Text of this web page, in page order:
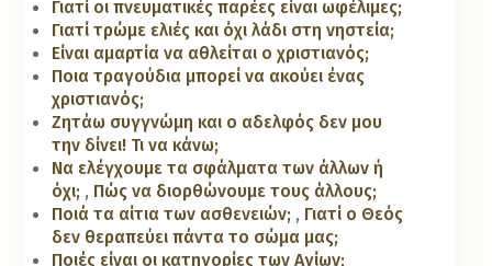
Γιατί οι πνευματικές παρέες είναι ωφέλιμες;
Γιατί τρώμε ελιές και όχι λάδι στη νηστεία;
Είναι αμαρτία να αθλείται ο χριστιανός;
Ποια τραγούδια μπορεί να ακούει ένας
χριστιανός;
Ζητάω συγγνώμη και ο αδελφός δεν μου
την δίνει! Τι να κάνω;
Να ελέγχουμε τα σφάλματα των άλλων ή
όχι; , Πώς να διορθώνουμε τους άλλους;
Ποιά τα αίτια των ασθενειών; , Γιατί ο Θεός
δεν θεραπεύει πάντα το σώμα μας;
Ποιές είναι οι κατηγορίες των Αγίων;